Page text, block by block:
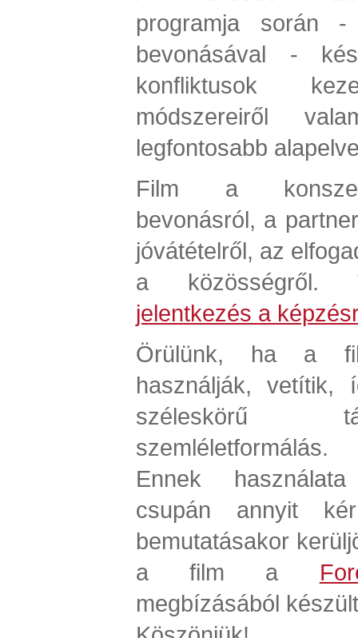
programja során -
bevonásával -
konfliktusok
módszereiről
legfontosabb
Film a
bevonásról, a
jóvátételről, az
a közösségről.
jelentkezés a
Örülünk, ha a
használják, vetítik,
széleskörű
szemléletformálás.
Ennek
csupán annyit
bemutatásakor
a film a
megbízásából